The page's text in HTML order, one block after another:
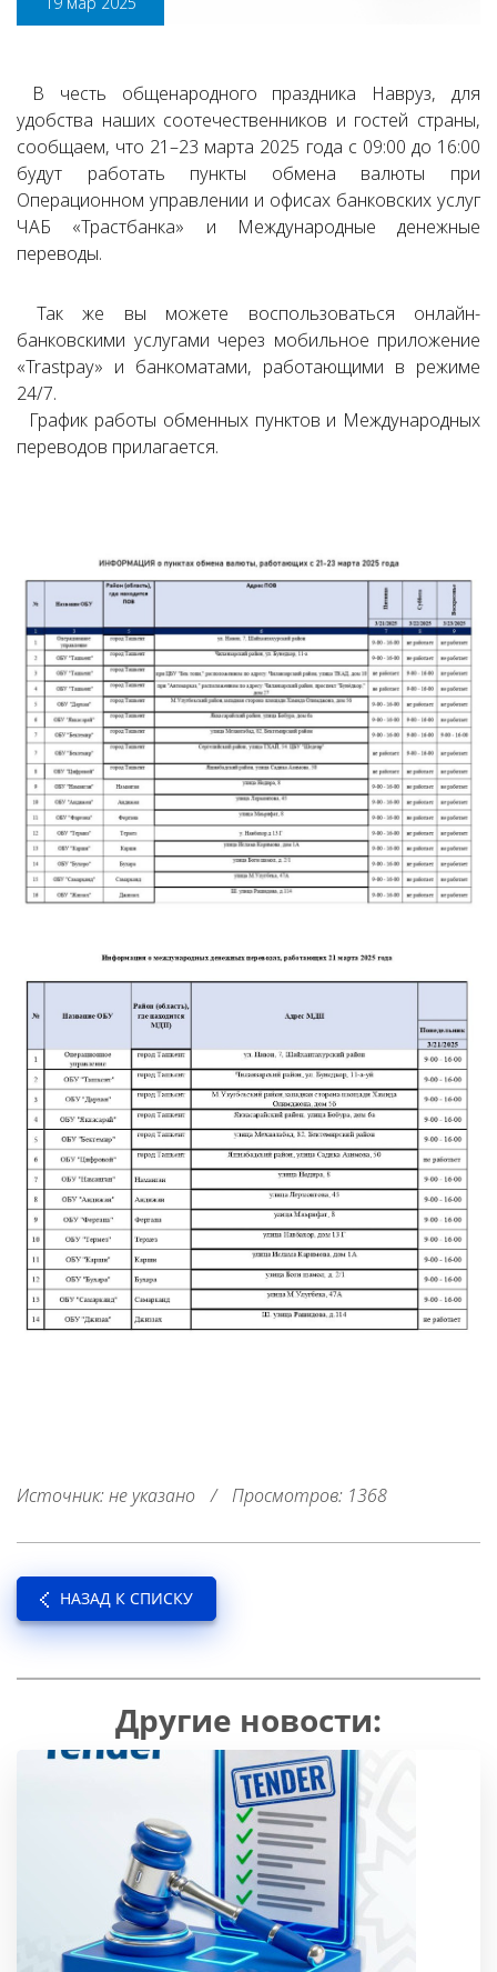
В честь общенародного праздника Навруз, для
удобства наших соотечественников и гостей страны,
сообщаем, что 21–23 марта 2025 года с 09:00 до 16:00
будут работать пункты обмена валюты при
Операционном управлении и офисаx банковских услуг
ЧАБ «Трастбанка» и Международные денежные
переводы.
Так же вы можете воспользоваться онлайн-
банковскими услугами через мобильное приложение
«Trastpay» и банкоматами, работающими в режиме
24/7.
График работы обменных пунктов и Международных
переводов прилагается.
Источник: не указано / Просмотров: 1368
НАЗАД К СПИСКУ
Другие новости: